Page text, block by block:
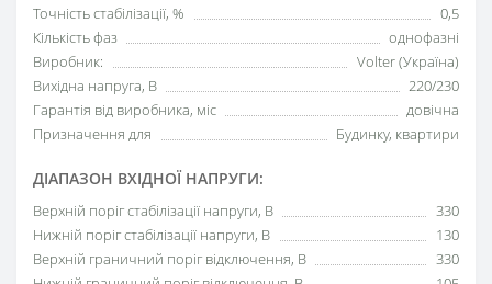
Точність стабілізації, %
0,5
Кількість фаз
однофазні
Виробник:
Volter (Україна)
Вихідна напруга, В
220/230
Гарантія від виробника, міс
довічна
Призначення для
Будинку, квартири
ДІАПАЗОН ВХІДНОЇ НАПРУГИ:
Верхній поріг стабілізації напруги, В
330
Нижній поріг стабілізації напруги, В
130
Верхній граничний поріг відключення, В
330